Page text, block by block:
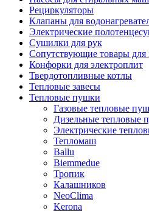
Рециркуляторы
Клапаны для
Электрические
Сушилки для рук
Сопутствующие товары для
Конфорки для электроплит
Твердотопливные котлы
Тепловые завесы
Тепловые пушки
Газовые тепловые
Дизельные тепловые
Электрические
Тепломаш
Ballu
Biemmedue
Тропик
Калашников
NeoClima
Kerona